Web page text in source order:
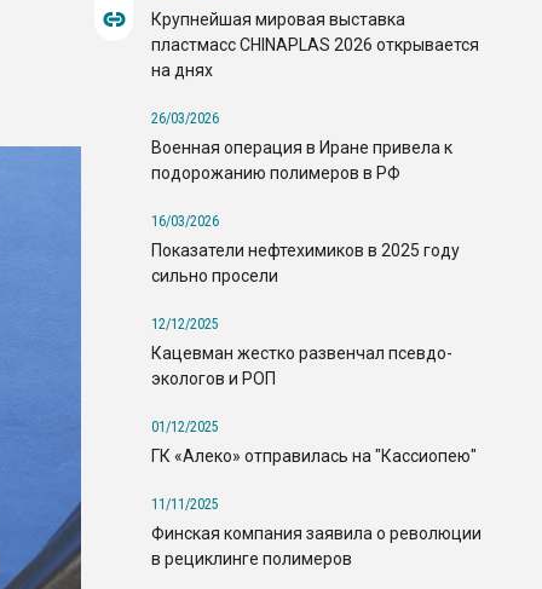
Крупнейшая мировая выставка
пластмасс CHINAPLAS 2026 открывается
на днях
26/03/2026
Военная операция в Иране привела к
подорожанию полимеров в РФ
16/03/2026
Показатели нефтехимиков в 2025 году
сильно просели
12/12/2025
Кацевман жестко развенчал псевдо-
экологов и РОП
01/12/2025
ГК «Алеко» отправилась на "Кассиопею"
11/11/2025
Финская компания заявила о революции
в рециклинге полимеров